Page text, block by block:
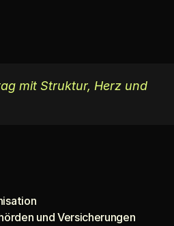
mit Struktur, Herz und
und Versicherungen